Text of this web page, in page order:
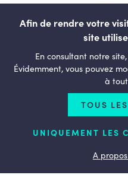
© Copyright 2026 Le
Termes et conditions
Afin de rendre votre
site
En consultant notre
Évidemment, vous pouvez
à
TOUS
UNIQUEMENT LES
A